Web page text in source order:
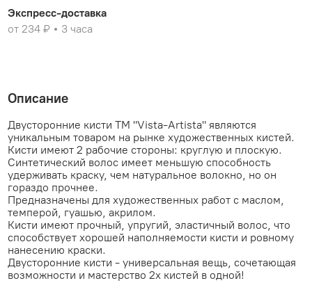
Экспресс-доставка
от 234 ₽
3 часа
Описание
Двусторонние кисти ТМ "Vista-Artista" являются
уникальным товаром на рынке художественных кистей.
Кисти имеют 2 рабочие стороны: круглую и плоскую.
Синтетический волос имеет меньшую способность
удерживать краску, чем натуральное волокно, но он
гораздо прочнее.
Предназначены для художественных работ с маслом,
темперой, гуашью, акрилом.
Кисти имеют прочный, упругий, эластичный волос, что
способствует хорошей наполняемости кисти и ровному
нанесению краски.
Двусторонние кисти - универсальная вещь, сочетающая
возможности и мастерство 2х кистей в одной!